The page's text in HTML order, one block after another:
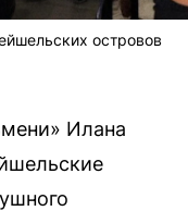
островов
Илана